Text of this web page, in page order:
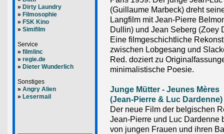
» Dirty Laundry
» Filmosophie
» FSK Kino
» Simifilm
Service
» filmlinc
» regie.de
» Dieter Wunderlich
Sonstiges
» Angry Alien
» Lesermail
(Guillaume Marbeck) dreht
Langfilm mit Jean-Pierre
Dullin) und Jean Seberg (Zoey
Eine filmgeschichtliche
zwischen Lobgesang und
Red. doziert zu
minimalistische Poesie.
Junge Mütter - Jeunes Mères
(Jean-Pierre & Luc Dardenne)
Der neue Film der belgischen
Jean-Pierre und Luc Dardenne
von jungen Frauen und ihren